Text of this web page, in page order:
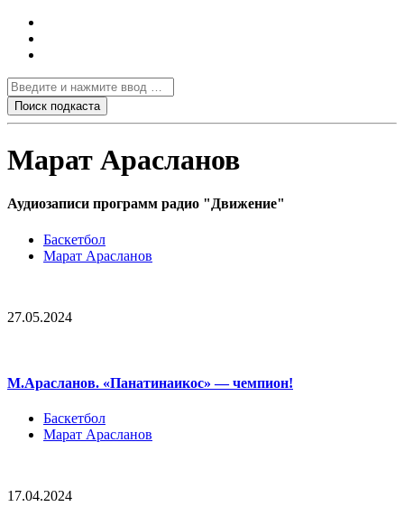
Марат Арасланов
Аудиозаписи программ радио "Движение"
Баскетбол
Марат Арасланов
27.05.2024
М.Арасланов. «Панатинаикос» — чемпион!
Баскетбол
Марат Арасланов
17.04.2024